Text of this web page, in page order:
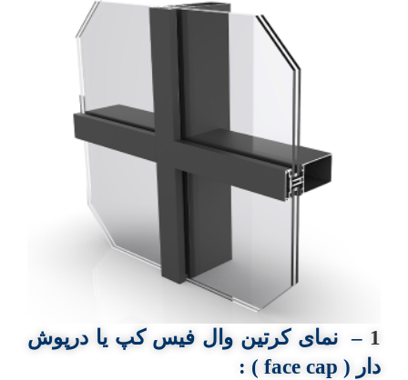
1
–نمای کرتین وال فیس کپیا درپوش
دار ( face cap )
: